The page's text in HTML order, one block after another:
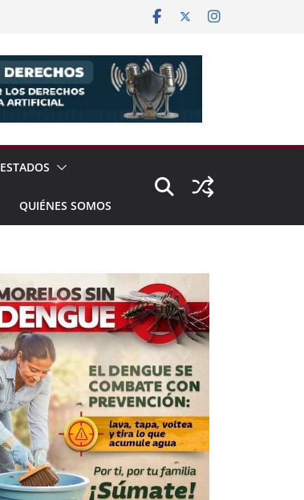
ESTADOS
QUIÉNES SOMOS